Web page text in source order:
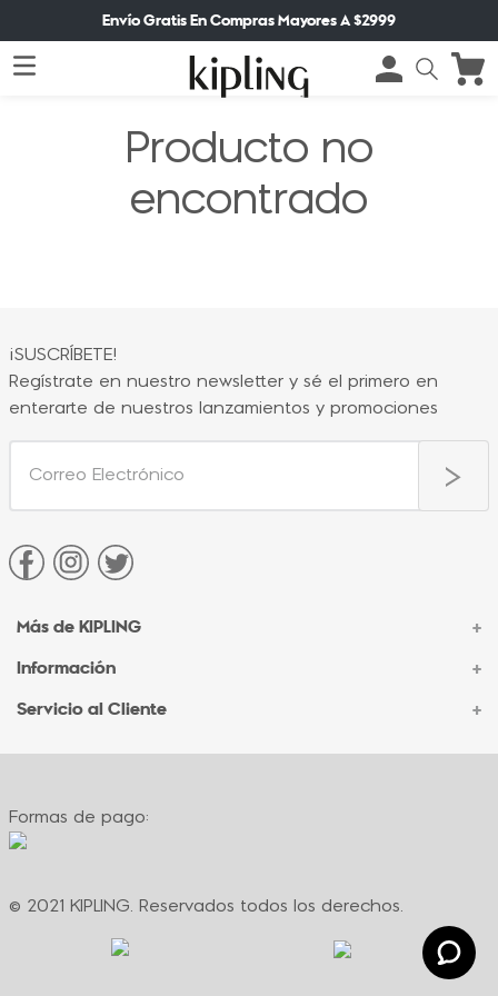
Envío Gratis En Compras Mayores A $2999
Producto no
encontrado
¡SUSCRÍBETE!
Regístrate en nuestro newsletter y sé el primero en
enterarte de nuestros lanzamientos y promociones
Más de KIPLING +
Acerca de Kipling
Sucursales
Información +
Contacto Corporativo
Formas de pago
Servicio al Cliente +
Contacto
Políticas de cambio
Términos y condiciones de promociones
Política de privacidad
Formas de pago:
© 2021 KIPLING. Reservados todos los derechos.